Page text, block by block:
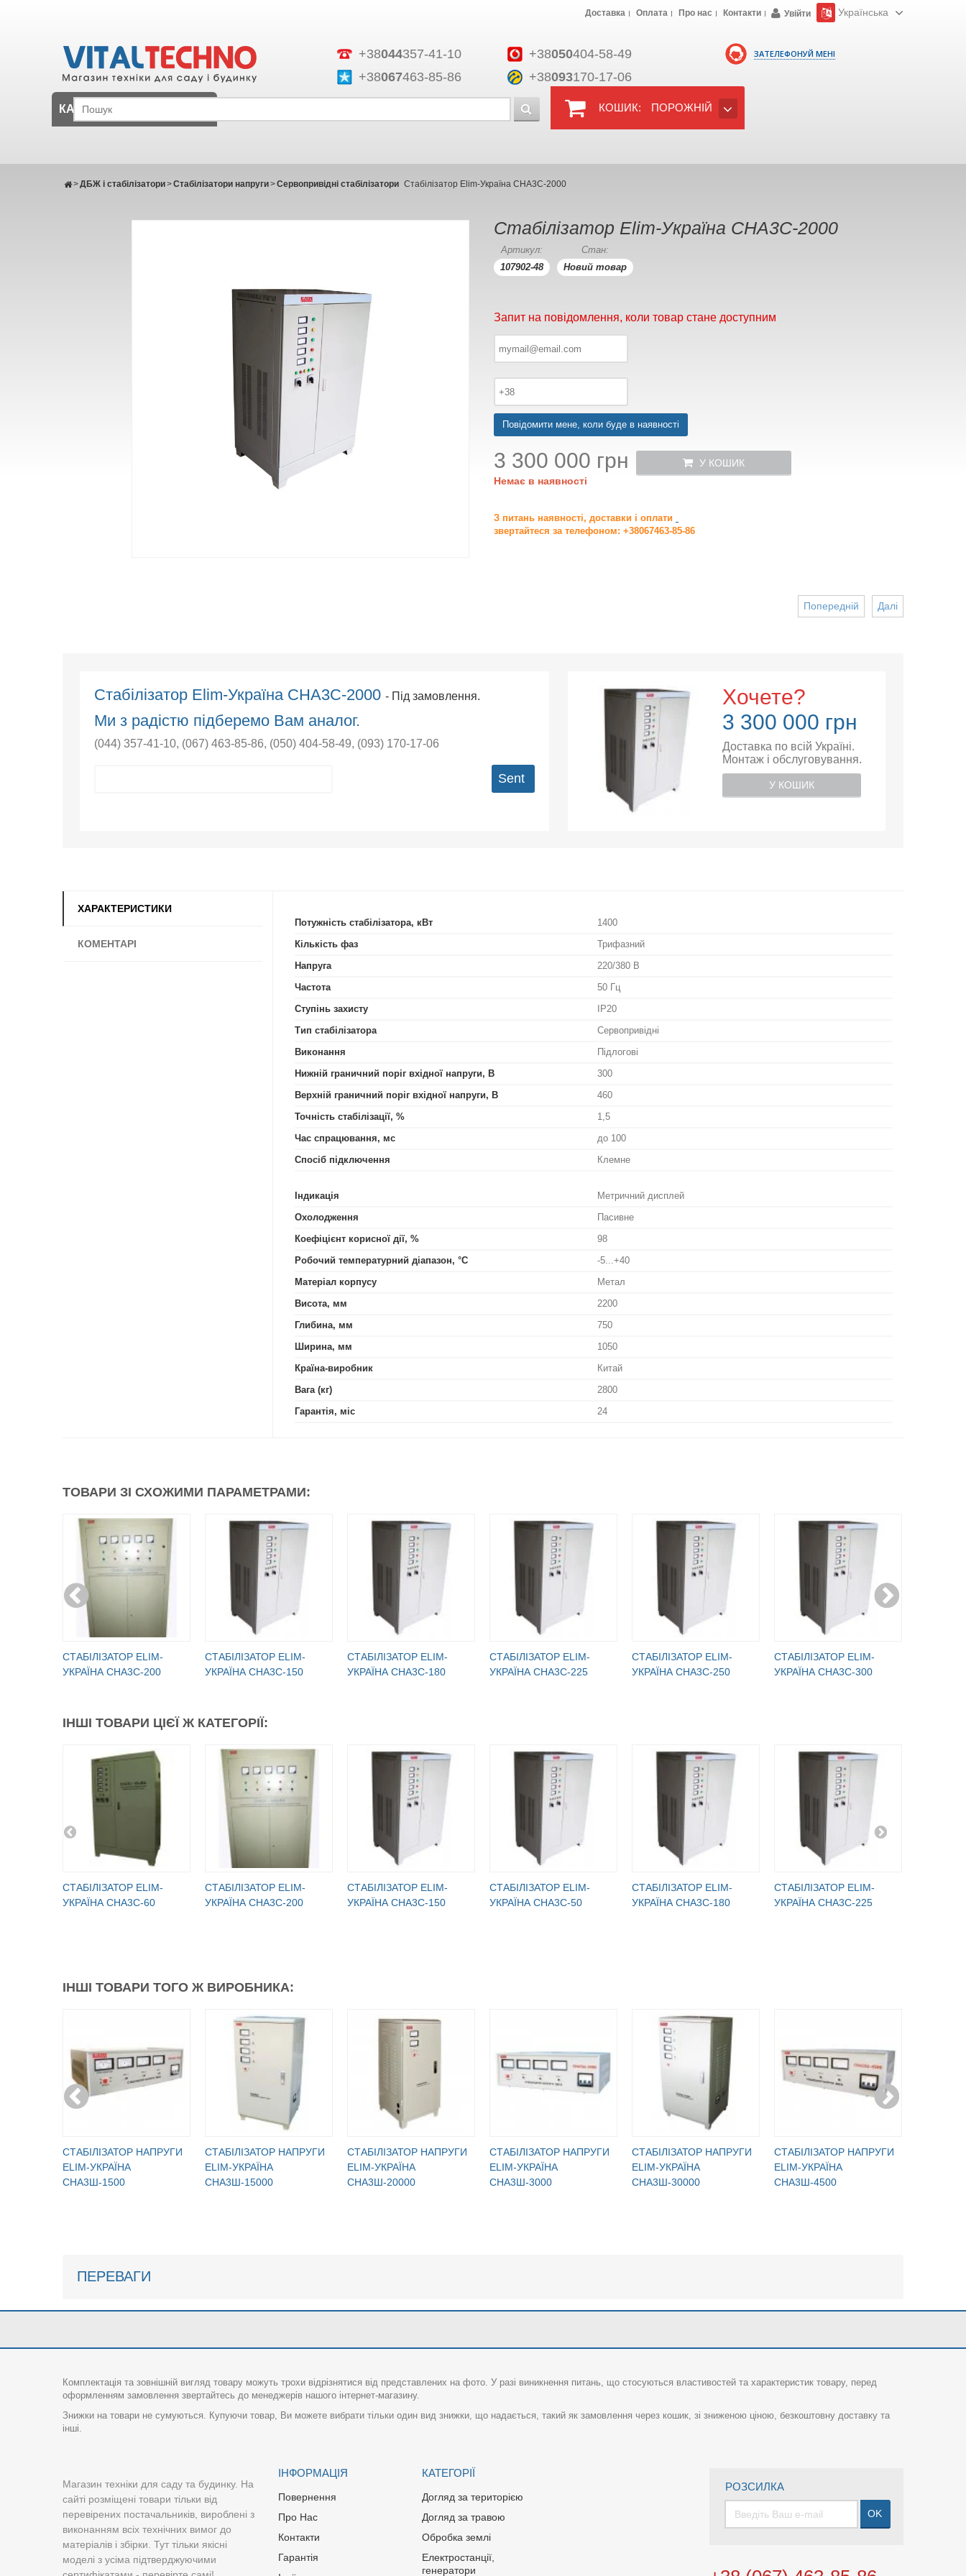
ЗАТЕЛЕФОНУЙ МЕНІ
+38044357-41-10 +38050404-58-49
+38067463-85-86 +38093170-17-06
Доставка Оплата Про нас Контакти Увійти Українська
КОШИК: ПОРОЖНІЙ
КАТАЛОГ
ДБЖ і стабілізатори
> Стабілізатори напруги
> Сервопривідні стабілізатори
> Стабілізатор Elim-Україна СНА3С-2000
Стабілізатор Elim-Україна СНА3С-2000
Артикул:
107902-48
Стан:
Новий товар
Запит на повідомлення, коли товар стане доступним
Повідомити мене, коли буде в наявності
3 300 000 грн
Немає в наявності
У КОШИК
З питань наявності, доставки і оплати
звертайтеся за телефоном: +38067463-85-86
Далі
Попередній
Стабілізатор Elim-Україна СНА3С-2000- Під замовлення.
Ми з радістю підберемо Вам аналог.
(044) 357-41-10, (067) 463-85-86, (050) 404-58-49, (093) 170-17-06
Sent
Хочете?
3 300 000 грн
Доставка по всій Україні.
Монтаж і обслуговування.
У КОШИК
ХАРАКТЕРИСТИКИ
КОМЕНТАРІ
Потужність стабілізатора, кВт
1400
Кількість фаз
Трифазний
Напруга
220/380 В
Частота
50 Гц
Ступінь захисту
IP20
Тип стабілізатора
Сервопривідні
Виконання
Підлогові
Нижній граничний поріг вхідної напруги, В
300
Верхній граничний поріг вхідної напруги, В
460
Точність стабілізації, %
1,5
Час спрацювання, мс
до 100
Спосіб підключення
Клемне
Індикація
Метричний дисплей
Охолодження
Пасивне
Коефіцієнт корисної дії, %
98
Робочий температурний діапазон, °С
-5...+40
Матеріал корпусу
Метал
Висота, мм
2200
Глибина, мм
750
Ширина, мм
1050
Країна-виробник
Китай
Вага (кг)
2800
Гарантія, міс
24
ТОВАРИ ЗІ СХОЖИМИ ПАРАМЕТРАМИ:
СТАБІЛІЗАТОР ELIM-
УКРАЇНА СНА3С-200
СТАБІЛІЗАТОР ELIM-
УКРАЇНА СНА3С-150
СТАБІЛІЗАТОР ELIM-
УКРАЇНА СНА3С-180
СТАБІЛІЗАТОР ELIM-
УКРАЇНА СНА3С-225
СТАБІЛІЗАТОР ELIM-
УКРАЇНА СНА3С-250
СТАБІЛІЗАТОР ELIM-
УКРАЇНА СНА3С-300
ІНШІ ТОВАРИ ЦІЄЇ Ж КАТЕГОРІЇ:
СТАБІЛІЗАТОР ELIM-
УКРАЇНА СНА3С-60
СТАБІЛІЗАТОР ELIM-
УКРАЇНА СНА3С-200
СТАБІЛІЗАТОР ELIM-
УКРАЇНА СНА3С-150
СТАБІЛІЗАТОР ELIM-
УКРАЇНА СНА3С-50
СТАБІЛІЗАТОР ELIM-
УКРАЇНА СНА3С-180
СТАБІЛІЗАТОР ELIM-
УКРАЇНА СНА3С-225
ІНШІ ТОВАРИ ТОГО Ж ВИРОБНИКА:
CТАБІЛІЗАТОР НАПРУГИ
ELIM-УКРАЇНА
СНА3Ш-1500
CТАБІЛІЗАТОР НАПРУГИ
ELIM-УКРАЇНА
СНА3Ш-15000
CТАБІЛІЗАТОР НАПРУГИ
ELIM-УКРАЇНА
СНА3Ш-20000
CТАБІЛІЗАТОР НАПРУГИ
ELIM-УКРАЇНА
СНА3Ш-3000
CТАБІЛІЗАТОР НАПРУГИ
ELIM-УКРАЇНА
СНА3Ш-30000
CТАБІЛІЗАТОР НАПРУГИ
ELIM-УКРАЇНА
СНА3Ш-4500
ПЕРЕВАГИ
Комплектація та зовнішній вигляд товару можуть трохи відрізнятися від представлених на фото. У разі виникнення питань, що стосуються властивостей та характеристик товару, перед
оформленням замовлення звертайтесь до менеджерів нашого інтернет-магазину.
Знижки на товари не сумуються. Купуючи товар, Ви можете вибрати тільки один вид знижки, що надається, такий як замовлення через кошик, зі зниженою ціною, безкоштовну доставку та
інші.
Магазин техніки для саду та будинку. На
сайті розміщені товари тільки від
перевірених постачальників, вироблені з
виконанням всіх технічних вимог до
матеріалів і збірки. Тут тільки якісні
моделі з усіма підтверджуючими
ІНФОРМАЦІЯ
Повернення
Про Нас
Контакти
Гарантія
КАТЕГОРІЇ
Догляд за територією
Догляд за травою
Обробка землі
Електростанції,
генератори
РОЗСИЛКА
OK